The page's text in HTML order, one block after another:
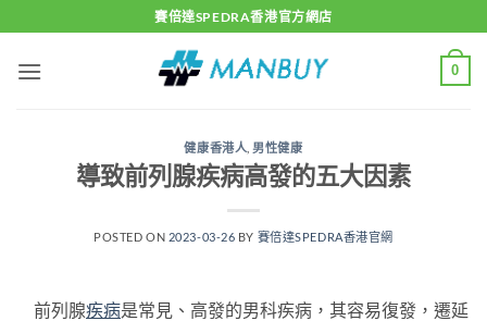
to
content
賽倍達SPEDRA香港官方網店
0
健康香港人 ,男性健康
導致前列腺疾病高發的五大因素
POSTED ON 2023-03-26 BY 賽倍達SPEDRA香港官網
前列腺疾病是常見、高發的男科疾病，其容易復發，遷延